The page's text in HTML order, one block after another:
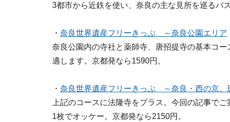
3都市から近鉄を使い、奈良の主な見所を巡るバ
・ 奈良世界遺産フリーきっぷ ～奈良公園エリア
奈良公園内の寺社と薬師寺、唐招提寺の基本コ
適します。京都発なら1590円。
・ 奈良世界遺産フリーきっぷ ～奈良・西の京、
上記のコースに法隆寺をプラス。今回の記事で
1枚でオッケー。京都発なら2150円。